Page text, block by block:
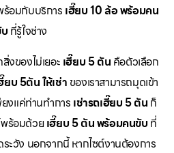
ร้อมกับบริการ เฮี๊ยบ 10 ล้อ พร้อมคน
ที่รู้ใจช่าง
ของไม่เยอะ เฮี๊ยบ 5 ตัน คือตัวเลือก
ยบ 5ตัน ให้เช่า ของเราสามารถมุดเข้า
งแค่ท่านทำการ เช่ารถเฮี๊ยบ 5 ตัน ก็
ร้อมด้วย เฮี๊ยบ 5 ตัน พร้อมคนขับ ที่
ะวัง นอกจากนี้ หากไซต์งานต้องการ